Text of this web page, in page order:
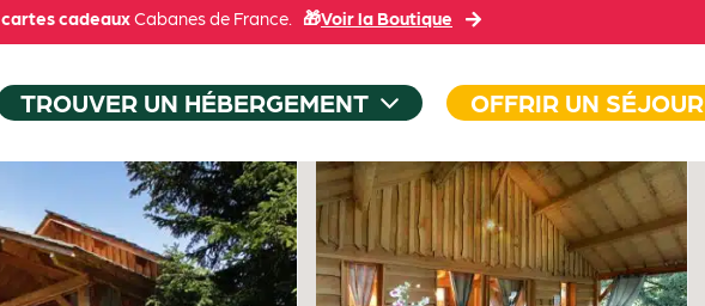
cartes cadeauxCabanes de France. 🎁Voir la Boutique
TROUVER UN HÉBERGEMENT OFFRIR UN SÉJOUR